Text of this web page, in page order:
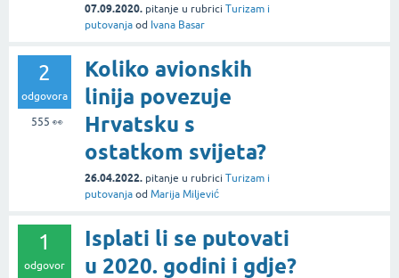
07.09.2020. pitanje u rubrici Turizam i
putovanja od Ivana Basar
2
odgovora
555 👀
Koliko avionskih
linija povezuje
Hrvatsku s
ostatkom svijeta?
26.04.2022. pitanje u rubrici Turizam i
putovanja od Marija Miljević
1
odgovor
Isplati li se putovati
u 2020. godini i gdje?